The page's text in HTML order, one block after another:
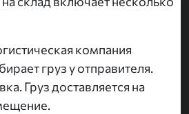
компания
груз у отправителя.
Груз доставляется на